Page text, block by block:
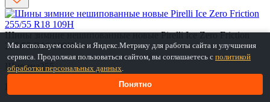
Шины зимние нешипованные новые Pirelli Ice Zero Friction
255/55 R18 109H
Ширина255
Мы используем cookie и Яндекс.Метрику для работы сайта и улучшения
сервиса. Продолжая пользоваться сайтом, вы соглашаетесь с политикой
обработки персональных данных.
Понятно